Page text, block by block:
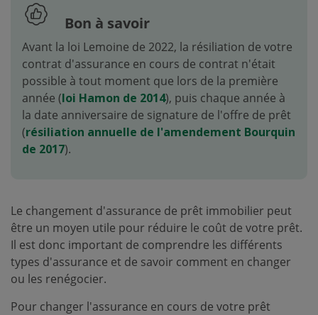
Bon à savoir
Avant la loi Lemoine de 2022, la résiliation de votre
contrat d'assurance en cours de contrat n'était
possible à tout moment que lors de la première
année (loi Hamon de 2014), puis chaque année à
la date anniversaire de signature de l'offre de prêt
(résiliation annuelle de l'amendement Bourquin
de 2017).
Le changement d'assurance de prêt immobilier peut
être un moyen utile pour réduire le coût de votre prêt.
Il est donc important de comprendre les différents
types d'assurance et de savoir comment en changer
ou les renégocier.
Pour changer l'assurance en cours de votre prêt